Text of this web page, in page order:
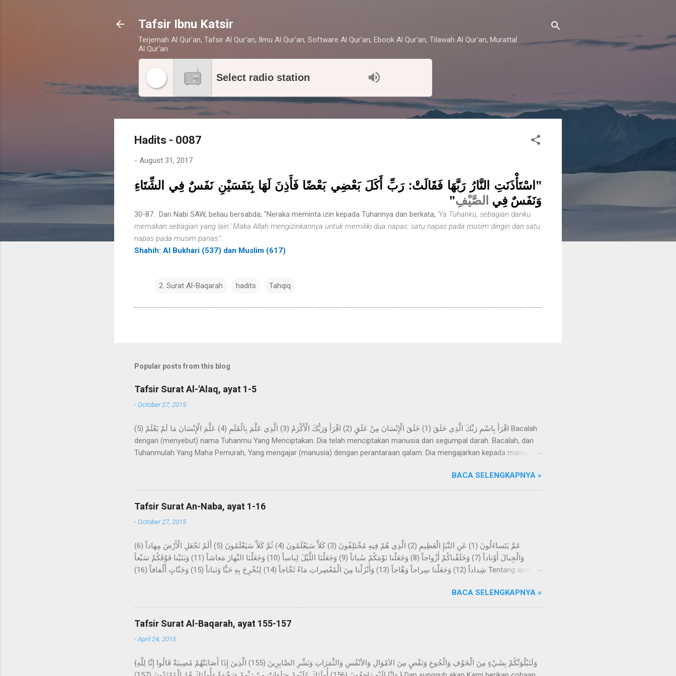
Tafsir Ibnu Katsir
Terjemah Al Qur'an, Tafsir Al Qur'an, Ilmu Al Qur'an, Software Al Qur'an, Ebook Al Qur'an, Tilawah Al Qur'an, Murattal
Al Qur'an
Select radio station
Hadits - 0087
- August 31, 2017
"اسْتَأْذَنَتِ النَّارُ رَبَّهَا فَقَالَتْ: رَبِّ أَكَلَ بَعْضِي بَعْضًا فَأَذِنَ لَهَا بِنَفَسَيْنِ نَفَسٌ فِي الشِّتَاءِ
وَنَفَسٌ فِي الصَّيْفِ"
30-87. Dari Nabi SAW, beliau bersabda, "Neraka meminta izin kepada Tuhannya dan berkata, 'Ya Tuhanku, sebagian dariku
memakan sebagian yang lain.' Maka Allah mengizinkannya untuk memiliki dua napas: satu napas pada musim dingin dan satu
napas pada musim panas."
Shahih: Al Bukhari (537) dan Muslim (617)
2. Surat Al-Baqarah hadits Tahqiq
Popular posts from this blog
Tafsir Surat Al-'Alaq, ayat 1-5
-October 27, 2015
اقْرَأْ بِاسْمِ رَبِّكَ الَّذِي خَلَقَ (1) خَلَقَ الْإِنْسَانَ مِنْ عَلَقٍ (2) اقْرَأْ وَرَبُّكَ الْأَكْرَمُ (3) الَّذِي عَلَّمَ بِالْقَلَمِ (4) عَلَّمَ الْإِنْسَانَ مَا لَمْ يَعْلَمْ (5) Bacalah
dengan (menyebut) nama Tuhanmu Yang Menciptakan. Dia telah menciptakan manusia dari segumpal darah. Bacalah, dan
Tuhanmulah Yang Maha Pemurah, Yang mengajar (manusia) dengan perantaraan qalam. Dia mengajarkan kepada manusia
kepada kami Ma'mar, dari Az-Zuhri, dari Urwah, dari Aisyah yang menceritakan bahwa permulaan wahyu yang disampaikan
kepada Rasulullah Saw. berupa mimpi yang benar dalam tidurnya. Dan beliau tidak sekali-kali melihat suatu mimpi, melainkan
datangnya mimpi itu bagaikan sinar pagi hari. Kemudian dijadikan baginya suka menyendiri, dan beliau sering datang ke Gua
Hira, lalu melakukan ibadah di dalamnya selama beberapa malam yang berbilang dan...
BACA SELENGKAPNYA »
Tafsir Surat An-Naba, ayat 1-16
-October 27, 2015
عَمَّ يَتَساءَلُونَ (1) عَنِ النَّبَإِ الْعَظِيمِ (2) الَّذِي هُمْ فِيهِ مُخْتَلِفُونَ (3) كَلاَّ سَيَعْلَمُونَ (4) ثُمَّ كَلاَّ سَيَعْلَمُونَ (5) أَلَمْ نَجْعَلِ الْأَرْضَ مِهاداً (6)
وَالْجِبالَ أَوْتاداً (7) وَخَلَقْناكُمْ أَزْواجاً (8) وَجَعَلْنا نَوْمَكُمْ سُباتاً (9) وَجَعَلْنَا اللَّيْلَ لِباساً (10) وَجَعَلْنَا النَّهارَ مَعاشاً (11) وَبَنَيْنا فَوْقَكُمْ سَبْعاً
شِداداً (12) وَجَعَلْنا سِراجاً وَهَّاجاً (13) وَأَنْزَلْنا مِنَ الْمُعْصِراتِ مَاءً ثَجَّاجاً (14) لِنُخْرِجَ بِهِ حَبًّا وَنَباتاً (15) وَجَنَّاتٍ أَلْفافاً (16) Tentang apakah
akan mengetahui, kemudian sekali-kali tidak; kelak mereka akan mengetahui. Bukankah Kami telah menjadikan bumi itu
sebagai hamparan? Dan gunung-gunung sebagai pasak? Dan Kami jadikan kalian berpasang-pasangan, dan Kami jadikan
tidur kalian untuk istirahat, dan Kami jadikan malam sebagai pakaian, dan ...
BACA SELENGKAPNYA »
Tafsir Surat Al-Baqarah, ayat 155-157
-April 24, 2015
{وَلَنَبْلُوَنَّكُمْ بِشَيْءٍ مِنَ الْخَوْفِ وَالْجُوعِ وَنَقْصٍ مِنَ الأمْوَالِ وَالأنْفُسِ وَالثَّمَرَاتِ وَبَشِّرِ الصَّابِرِينَ (155) الَّذِينَ إِذَا أَصَابَتْهُمْ مُصِيبَةٌ قَالُوا إِنَّا لِلَّهِ